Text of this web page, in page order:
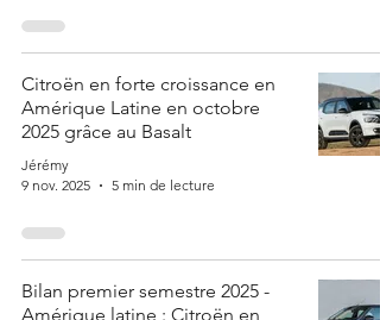
Citroën en forte croissance en
Amérique Latine en octobre
2025 grâce au Basalt
Jérémy
9 nov. 2025
5 min de lecture
Bilan premier semestre 2025 -
Amérique latine : Citroën en